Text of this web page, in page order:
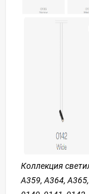
Коллекция
А359, А364,